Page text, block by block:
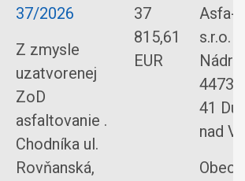
37/2026
Z zmysle
uzatvorenej
ZoD
asfaltovanie .
Chodníka ul.
Rovňanská,
37
815,61
EUR
Asfa-
s.r.o.
4473/
41
nad
Obec